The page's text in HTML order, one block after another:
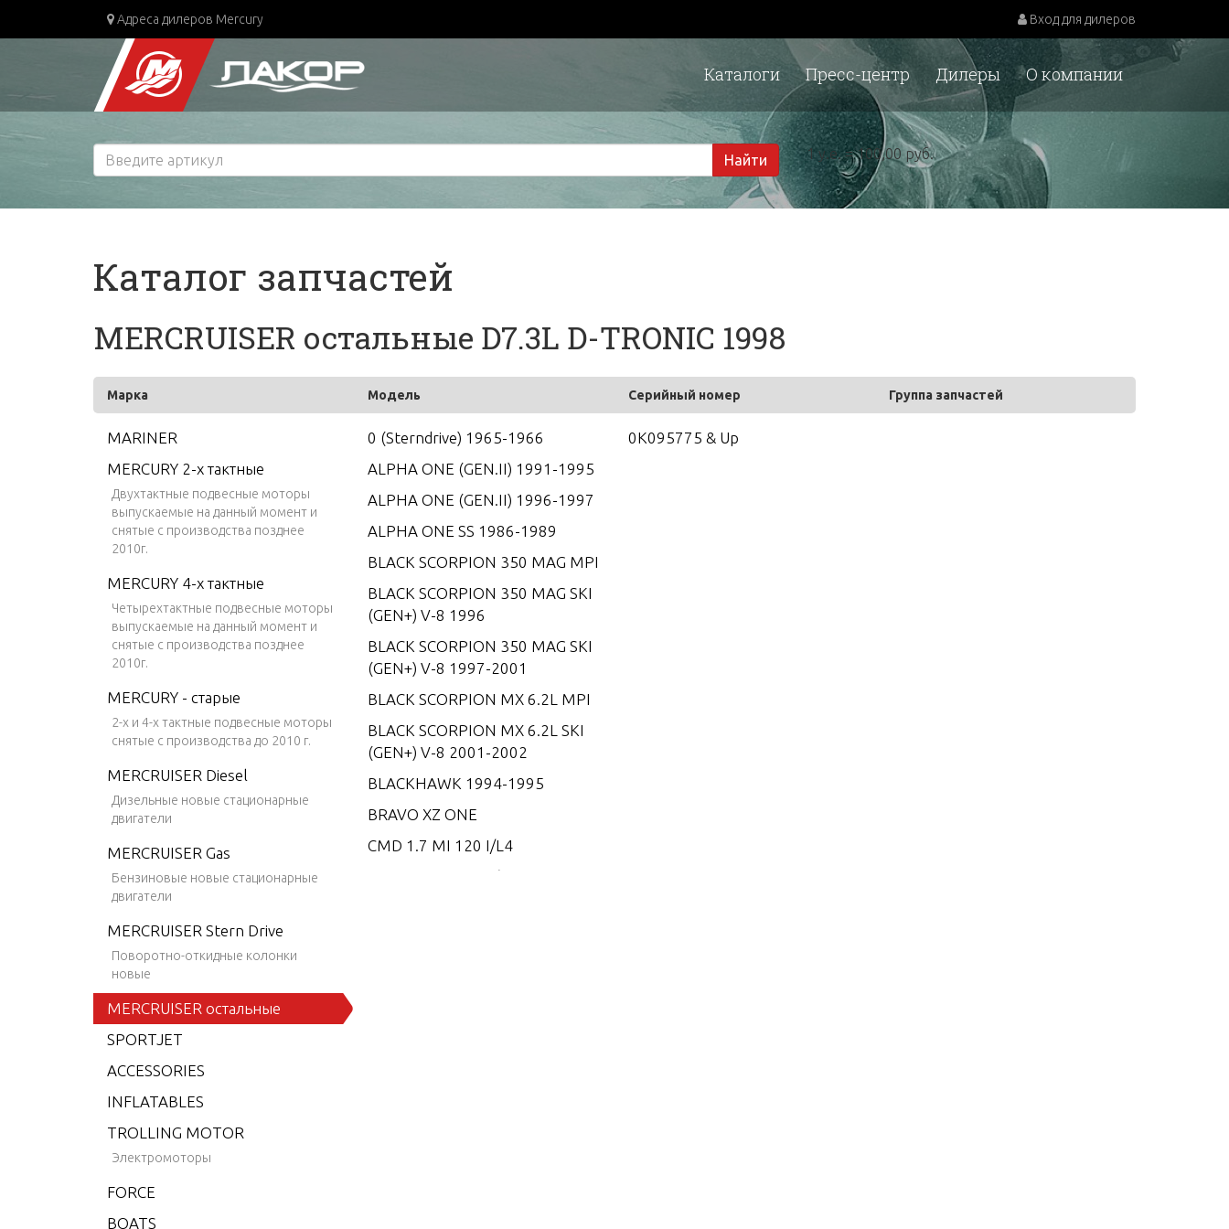
Адреса дилеров Mercury Вход для дилеров
О компании
Дилеры
Пресс-центр
Каталоги
Найти 1 у.е. = 100,00 руб.
Каталог запчастей
MERCRUISER остальные D7.3L D-TRONIC 1998
Марка Модель Серийный номер Группа запчастей
MARINER
MERCURY 2-х тактные
Двухтактные подвесные моторы
выпускаемые на данный момент и
снятые с производства позднее
2010г.
MERCURY 4-х тактные
Четырехтактные подвесные моторы
выпускаемые на данный момент и
снятые с производства позднее
2010г.
MERCURY - старые
2-х и 4-х тактные подвесные моторы
снятые с производства до 2010 г.
MERCRUISER Diesel
Дизельные новые стационарные
двигатели
MERCRUISER Gas
Бензиновые новые стационарные
двигатели
MERCRUISER Stern Drive
Поворотно-откидные колонки
новые
MERCRUISER остальные
SPORTJET
ACCESSORIES
INFLATABLES
TROLLING MOTOR
Электромоторы
FORCE
BOATS
0 (Sterndrive) 1965-1966
ALPHA ONE (GEN.II) 1991-1995
ALPHA ONE (GEN.II) 1996-1997
ALPHA ONE SS 1986-1989
BLACK SCORPION 350 MAG MPI
BLACK SCORPION 350 MAG SKI
(GEN+) V-8 1996
BLACK SCORPION 350 MAG SKI
(GEN+) V-8 1997-2001
BLACK SCORPION MX 6.2L MPI
BLACK SCORPION MX 6.2L SKI
(GEN+) V-8 2001-2002
BLACKHAWK 1994-1995
BRAVO XZ ONE
CMD 1.7 MI 120 I/L4
CMD 1.7 MS 120 I/L4
0K095775 & Up